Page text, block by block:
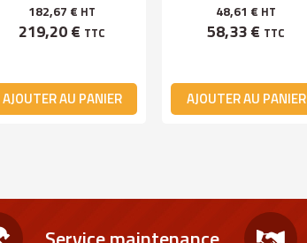
182,67 € HT
219,20 € TTC
AJOUTER AU PANIER
48,61 € HT
58,33 € TTC
AJOUTER AU PANIER